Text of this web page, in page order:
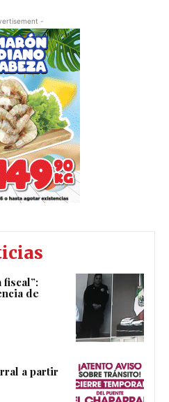
-
fiscal”:
de
a partir